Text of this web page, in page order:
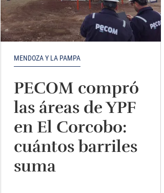
MENDOZA Y LA PAMPA
PECOM compró
las áreas de YPF
en El Corcobo:
cuántos barriles
suma